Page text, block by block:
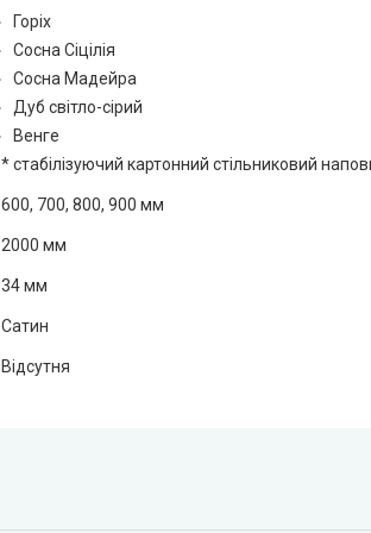
Горіх
Сосна Сіцілія
Сосна Мадейра
Дуб світло-сірий
Венге
* стабілізуючий картонний стільниковий
600, 700, 800, 900 мм
2000 мм
34 мм
Сатин
Відсутня